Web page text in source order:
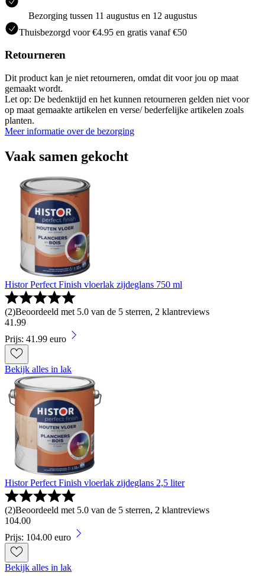
Bezorging tussen 11 augustus en 12 augustus
Thuisbezorgd voor €4.95 en gratis vanaf €50
Retourneren
Dit product kan je niet retourneren, omdat dit voor jou op maat
gemaakt wordt.
Let op: De bedenktijd en het kunnen retourneren gelden niet voor
op maat gemaakte artikelen en verse/ bederfelijke artikelen zoals
planten.
Meer informatie over de bezorging
Vaak samen gekocht
Histor Perfect Finish vloerlak zijdeglans 750 ml
(2)Beoordeeld met 5.0 van de 5 sterren, 2 klantreviews
41 .99
Prijs: 41.99 euro
Bekijk alles in lak
Histor Perfect Finish vloerlak zijdeglans 2,5 liter
(2)Beoordeeld met 5.0 van de 5 sterren, 2 klantreviews
104.00
Prijs: 104.00 euro
Bekijk alles in lak